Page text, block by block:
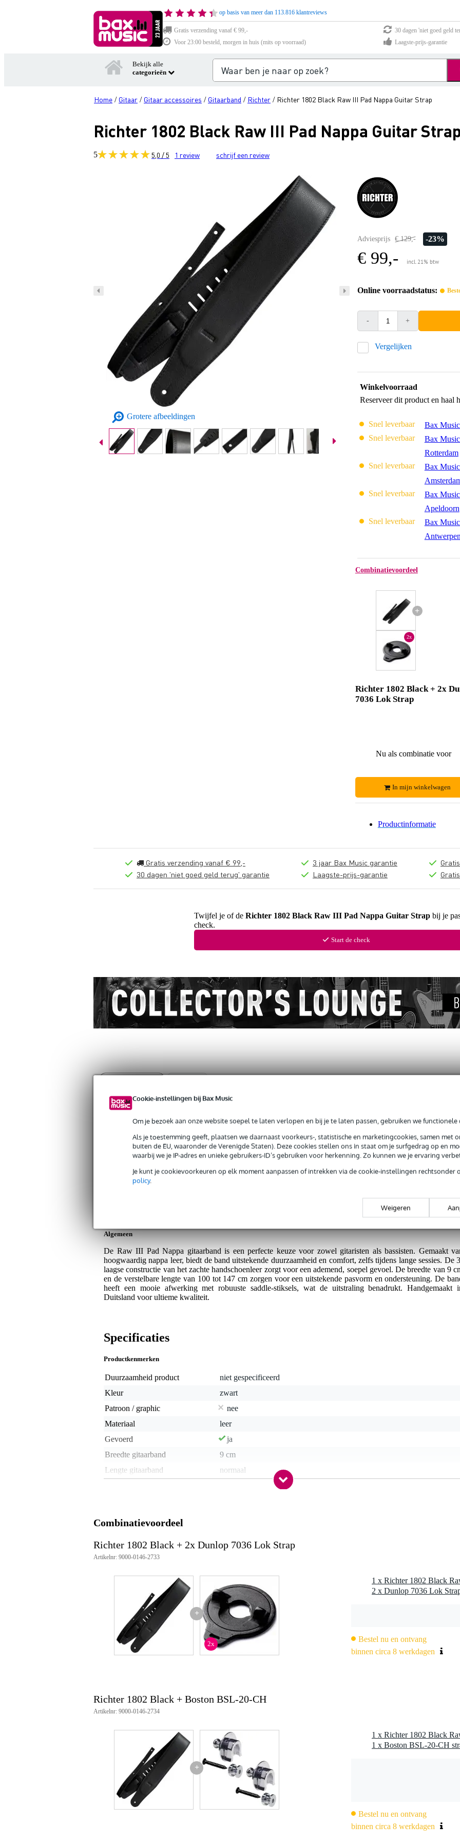
Cookie-instellingen bij Bax Music
Om je bezoek aan onze website soepel te laten verlopen en bij je te laten passen, gebruiken we functionele
Als je toestemming geeft, plaatsen we daarnaast voorkeurs-, statistische en marketingcookies, samen met
buiten de EU, waaronder de Verenigde Staten). Deze cookies stellen ons in staat om je surfgedrag op en
waarbij we je IP-adres en unieke gebruikers-ID’s gebruiken voor herkenning. Zo kunnen we je ervaring
Je kunt je cookievoorkeuren op elk moment aanpassen of intrekken via de cookie-instellingen rechtsonder
policy.
Weigeren
op basis van meer dan 113.816 klantreviews
Gratis verzending vanaf € 99,-
30 dagen 'niet goed geld
Voor 23:00 besteld, morgen in huis (mits op voorraad)
Laagste-prijs-garantie
Bekijk alle
categorieën
Home / Gitaar / Gitaar accessoires / Gitaarband / Richter / Richter 1802 Black Raw III Pad Nappa Guitar Strap
Richter 1802 Black Raw III Pad Nappa Guitar Strap
5 5,0 / 5 1 review schrijf een review
Grotere afbeeldingen
Adviesprijs € 129,- -23%
€ 99,- incl. 21% btw
Online voorraadstatus:
- +
Vergelijken
Winkelvoorraad
Reserveer dit product en haal
Snel leverbaar Bax
Snel leverbaar
Bax
Rotterdam
Snel leverbaar
Bax
Snel leverbaar
Bax
Apeldoorn
Snel leverbaar
Bax
Antwerpen
Combinatievoordeel
+
2x
Richter 1802 Black + 2x
7036 Lok Strap
Nu als combinatie voor
In mijn winkelwagen
Productinformatie
Gratis verzending vanaf € 99,-
30 dagen 'niet goed geld terug' garantie
3 jaar Bax Music garantie
Laagste-prijs-garantie
Twijfel je of de Richter 1802 Black Raw III Pad Nappa Guitar Strap bij je
check.
Start de check
Richter 1802 Black Raw III Pad Nappa Guitar Strap
Servicebelofte
Bax Music Garantie : Op dit product krijg je alleen garantie op fabrieksfouten.
Plus- en minpunten
Algemeen
De Raw III Pad Nappa gitaarband is een perfecte keuze voor zowel gitaristen als bassisten. Gemaakt
hoogwaardig nappa leer, biedt de band uitstekende duurzaamheid en comfort, zelfs tijdens lange sessies. De
laagse constructie van het zachte handschoenleer zorgt voor een ademend, soepel gevoel. De breedte van 9
en de verstelbare lengte van 100 tot 147 cm zorgen voor een uitstekende pasvorm en ondersteuning. De
heeft een mooie afwerking met robuuste saddle-stiksels, wat de uitstraling benadrukt. Handgemaakt
Duitsland voor ultieme kwaliteit.
Specificaties
Productkenmerken
Duurzaamheid product
niet gespecificeerd
Kleur
zwart
Patroon / graphic
nee
Materiaal
leer
Gevoerd
ja
Breedte gitaarband
9 cm
Lengte gitaarband
normaal
Gewicht en afmetingen inclusief verpakking
(incl. verpakking) 38,0 x 11,0 x 2,0 cm
Productspecificaties
Breedte: 9 cm
Lengte verstelbaar: 100 - 147 cm
Materiaal: Echt leer, 3-laags handschoenleer
Gevoerd voor extra comfort
Combinatievoordeel
Richter 1802 Black + 2x Dunlop 7036 Lok Strap
Artikelnr: 9000-0146-2733
+
2x
2 x Dunlop 7036 Lok
Bestel nu en ontvang
binnen circa 8 werkdagen
Richter 1802 Black + Boston BSL-20-CH
Artikelnr: 9000-0146-2734
+
Bestel nu en ontvang
binnen circa 8 werkdagen